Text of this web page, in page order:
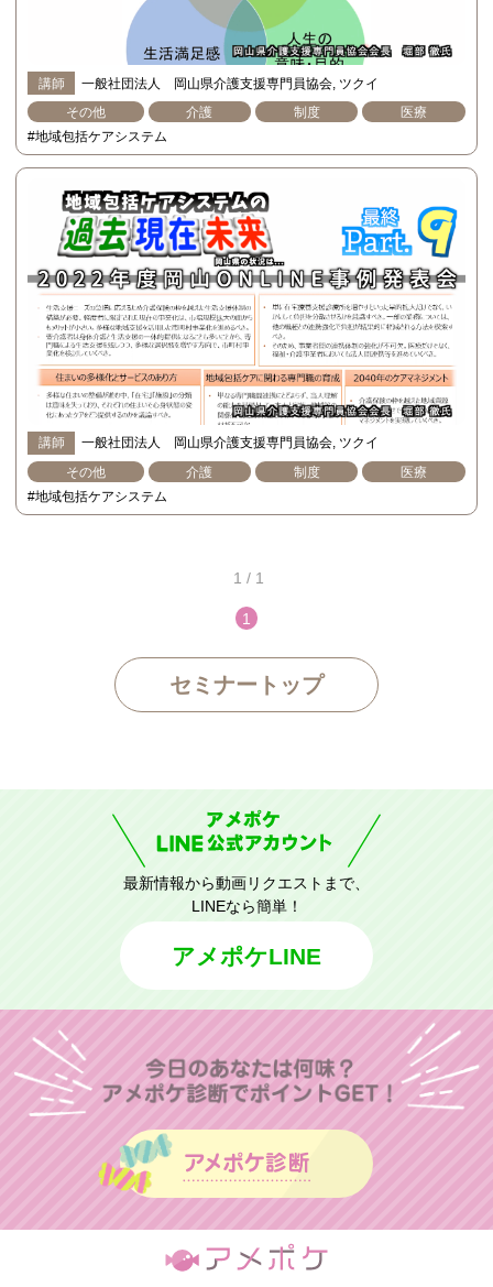
講師 一般社団法人 岡山県介護支援専門員協会 ツクイ
その他
介護 制度
医療
#地域包括ケアシステム
講師 一般社団法人 岡山県介護支援専門員協会 ツクイ
その他
介護 制度
医療
#地域包括ケアシステム
1 / 1
1
セミナートップ
最新情報から動画リクエストまで、
LINEなら簡単！
アメポケLINE